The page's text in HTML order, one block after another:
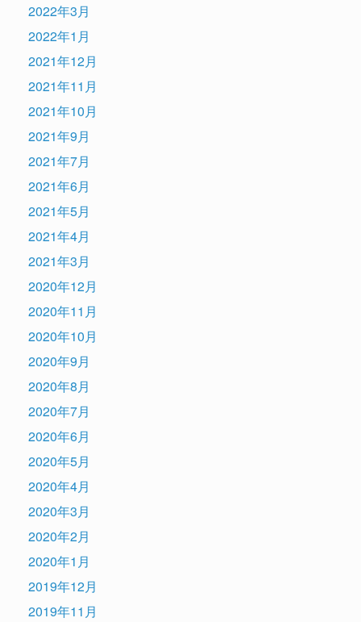
2022年3月
2022年1月
2021年12月
2021年11月
2021年10月
2021年9月
2021年7月
2021年6月
2021年5月
2021年4月
2021年3月
2020年12月
2020年11月
2020年10月
2020年9月
2020年8月
2020年7月
2020年6月
2020年5月
2020年4月
2020年3月
2020年2月
2020年1月
2019年12月
2019年11月